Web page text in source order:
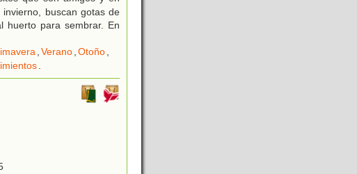
buscan gotas de
huerto para sembrar. En
,Verano,Otoño,
.